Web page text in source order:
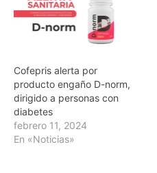
Cofepris alerta por
producto engaño D-norm,
dirigido a personas con
diabetes
febrero 11, 2024
En «Noticias»